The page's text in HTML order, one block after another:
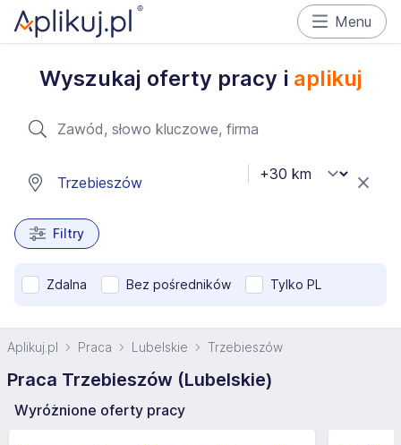
Menu
Wyszukaj oferty pracy i aplikuj
Filtry
Zdalna Bez pośredników Tylko PL
Aplikuj.pl Praca Lubelskie Trzebieszów
Praca Trzebieszów (Lubelskie)
Wyróżnione oferty pracy